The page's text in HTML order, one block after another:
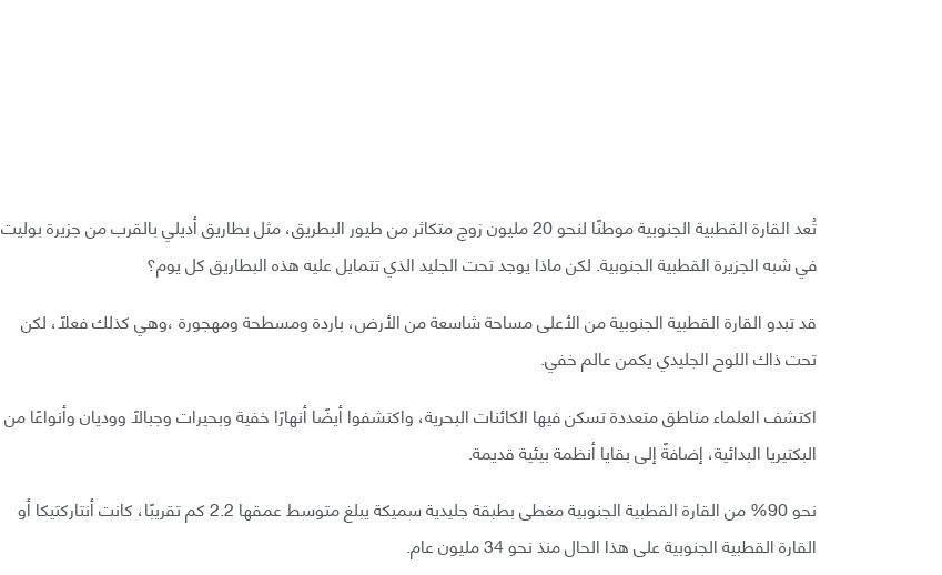
تُعد القارة القطبية الجنوبية موطنًا لنحو 20 مليون زوج متكاثر من طيور البطريق، مثل بطاريق أديلي بالقرب من جزيرة بوليت
في شبه الجزيرة القطبية الجنوبية. لكن ماذا يوجد تحت الجليد الذي تتمايل عليه هذه البطاريق كل يوم؟
قد تبدو القارة القطبية الجنوبية من الأعلى مساحة شاسعة من الأرض، باردة ومسطحة ومهجورة ،وهي كذلك فعلًا، لكن
تحت ذاك اللوح الجليدي يكمن عالم خفي.
اكتشف العلماء مناطق متعددة تسكن فيها الكائنات البحرية، واكتشفوا أيضًا أنهارًا خفية وبحيرات وجبالًا ووديان وأنواعًا من
البكتيريا البدائية، إضافةً إلى بقايا أنظمة بيئية قديمة.
نحو 90% من القارة القطبية الجنوبية مغطى بطبقة جليدية سميكة يبلغ متوسط عمقها 2.2 كم تقريبًا، كانت أنتاركتيكا أو
القارة القطبية الجنوبية على هذا الحال منذ نحو 34 مليون عام.